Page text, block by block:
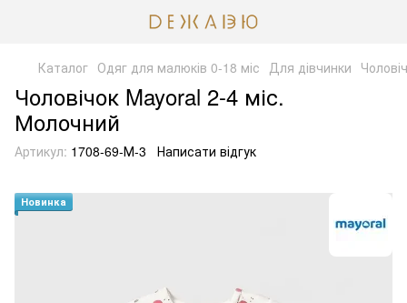
Каталог Одяг для малюків 0-18 міс Для дівчинки
Чоловічок Mayoral 2-4 міс.
Молочний
Артикул: 1708-69-М-3 Написати відгук
Новинка